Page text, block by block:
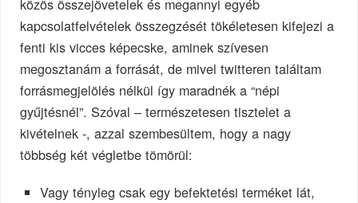
közös összejövetelek és megannyi egyéb
kapcsolatfelvételek összegzését tökéletesen kifejezi a
fenti kis vicces képecske, aminek szívesen
megosztanám a forrását, de mivel twitteren találtam
forrásmegjelölés nélkül így maradnék a “népi
gyűjtésnél”. Szóval – természetesen tisztelet a
kivételnek -, azzal szembesültem, hogy a nagy
többség két végletbe tömörül:
Vagy tényleg csak egy befektetési terméket lát,